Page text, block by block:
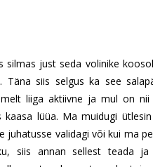
silmas just seda volinike
siis selgus ka see
liiga aktiivne ja mul on nii
lüüa. Ma muidugi ütlesin
juhatusse validagi või kui ma
siis annan sellest teada ja